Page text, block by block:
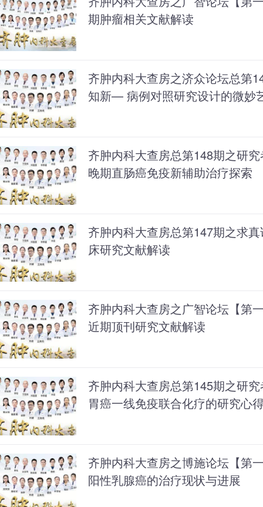
期肿瘤相关文献解读
齐肿内科大查房之济众论坛总第
知新— 病例对照研究设计的微妙
齐肿内科大查房总第148期之研
晚期直肠癌免疫新辅助治疗探索
齐肿内科大查房总第147期之求
床研究文献解读
齐肿内科大查房之广智论坛【第
近期顶刊研究文献解读
齐肿内科大查房总第145期之研
胃癌一线免疫联合化疗的研究心
齐肿内科大查房之博施论坛【第
阳性乳腺癌的治疗现状与进展